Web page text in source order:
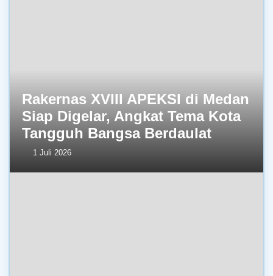
Rakernas XVIII APEKSI di Medan
Siap Digelar, Angkat Tema Kota
Tangguh Bangsa Berdaulat
1 Juli 2026